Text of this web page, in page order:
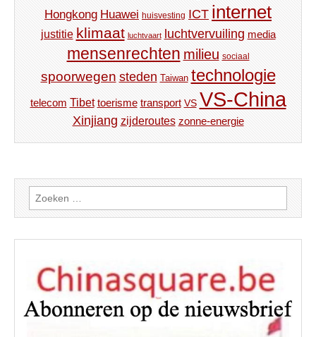
Hongkong Huawei huisvesting ICT internet
justitie klimaat luchtvaart luchtvervuiling media
mensenrechten milieu sociaal
spoorwegen steden Taiwan technologie
telecom Tibet toerisme transport VS VS-China
Xinjiang zijderoutes zonne-energie
Zoeken
naar: